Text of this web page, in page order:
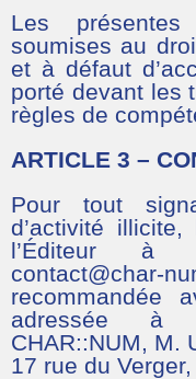
Les
soumises au
et à défaut
porté devant les
règles de
ARTICLE 3 –
Pour tout
d’activité illicite,
l’Éditeur à
recommandée
adressée à
CHAR::NUM, M.
17 rue du